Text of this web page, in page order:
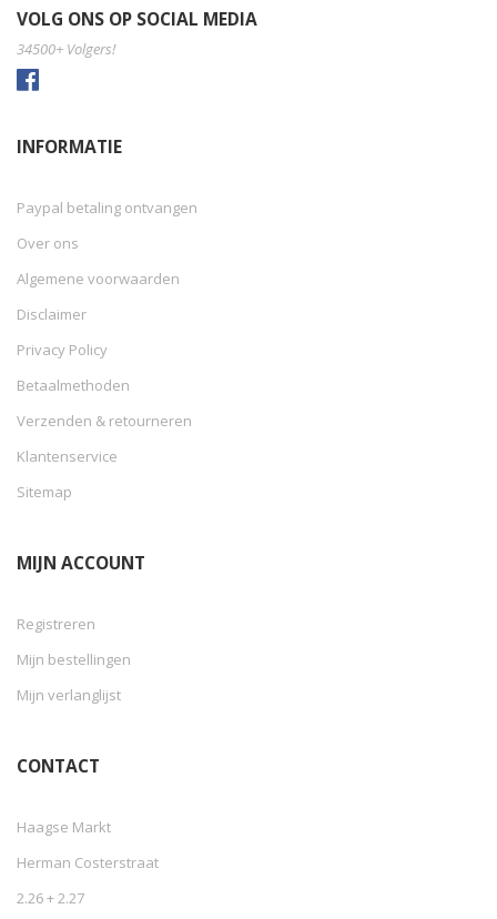
VOLG ONS OP SOCIAL MEDIA
34500+ Volgers!
INFORMATIE
Paypal betaling ontvangen
Over ons
Algemene voorwaarden
Disclaimer
Privacy Policy
Betaalmethoden
Verzenden & retourneren
Klantenservice
Sitemap
MIJN ACCOUNT
Registreren
Mijn bestellingen
Mijn verlanglijst
CONTACT
Haagse Markt
Herman Costerstraat
2.26 + 2.27